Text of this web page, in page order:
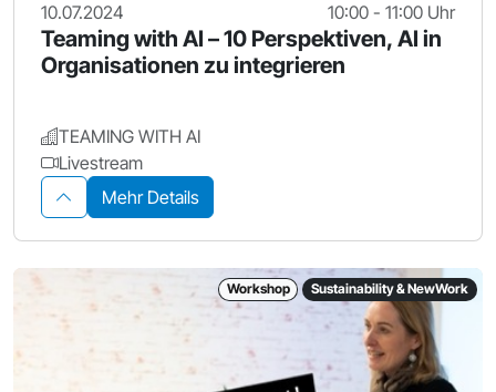
10.07.2024 10:00 - 11:00 Uhr
Teaming with AI – 10 Perspektiven, AI in
Organisationen zu integrieren
TEAMING WITH AI
Livestream
Mehr Details
Workshop Sustainability & NewWork